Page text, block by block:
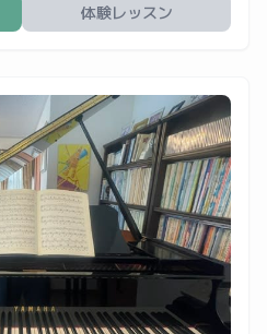
体験レッスン